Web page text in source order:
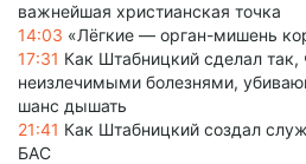
важнейшая христианская точка
14:03 «Лёгкие — орган-мишень
17:31 Как Штабницкий сделал так,
неизлечимыми болезнями,
шанс дышать
21:41 Как Штабницкий создал
БАС